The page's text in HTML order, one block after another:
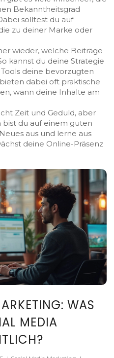
Bekanntheitsgrad
solltest du auf
zu deiner Marke oder
wieder, welche Beiträge
kannst du deine Strategie
deine bevorzugten
dabei oft praktische
wann deine Inhalte am
Zeit und Geduld, aber
du auf einem guten
aus und lerne aus
deine Online-Präsenz
WAS
MEDIA